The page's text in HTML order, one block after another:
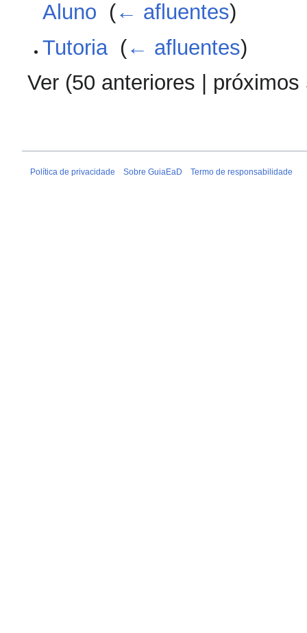
Aluno (← afluentes)
Tutoria‎ (← afluentes)
Ver (50 anteriores próximos
Política de privacidade Sobre GuiaEaD Termo de responsabilidade